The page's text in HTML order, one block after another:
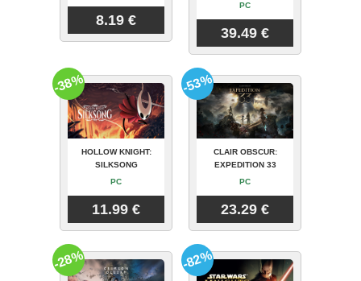
8.19 €
PC
39.49 €
HOLLOW KNIGHT:
SILKSONG
PC
11.99 €
-38%
CLAIR OBSCUR:
EXPEDITION 33
PC
23.29 €
-53%
-28% -82%